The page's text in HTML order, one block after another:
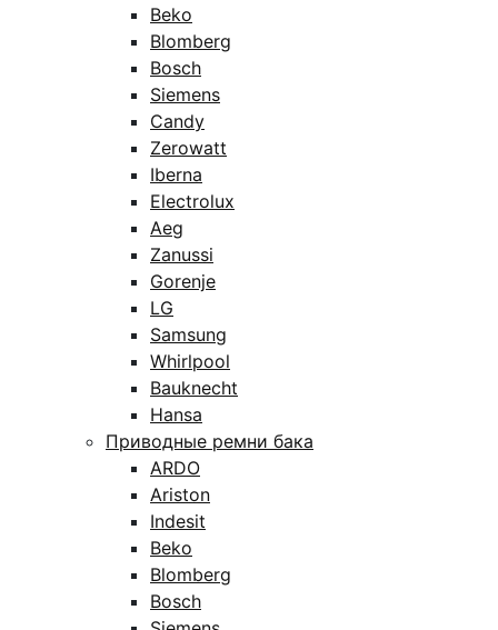
Beko
Blomberg
Bosch
Siemens
Candy
Zerowatt
Iberna
Electrolux
Aeg
Zanussi
Gorenje
LG
Samsung
Whirlpool
Bauknecht
Hansa
Приводные ремни бака
ARDO
Ariston
Indesit
Beko
Blomberg
Bosch